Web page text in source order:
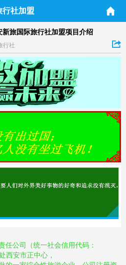
行社加盟
旅国际旅行社加盟项目介绍
行社
公司（统一社会信用代码：
西安市正中心，